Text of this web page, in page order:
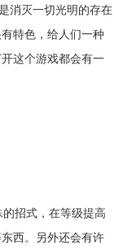
消灭一切光明的存在
特色，给人们一种
这个游戏都会有一
招式，在等级提高
西。另外还会有许